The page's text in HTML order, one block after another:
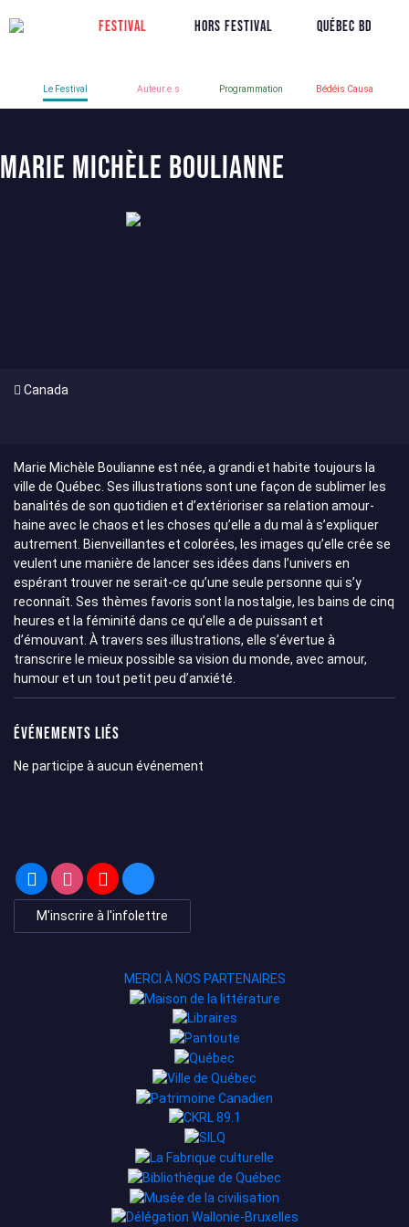
Festival Hors Festival Québec BD
Le Festival Auteur.e.s Programmation Bédéis Causa
Marie Michèle Boulianne
Canada
Marie Michèle Boulianne est née, a grandi et habite toujours la
ville de Québec. Ses illustrations sont une façon de sublimer les
banalités de son quotidien et d’extérioriser sa relation amour-
haine avec le chaos et les choses qu’elle a du mal à s’expliquer
autrement. Bienveillantes et colorées, les images qu’elle crée se
veulent une manière de lancer ses idées dans l’univers en
espérant trouver ne serait-ce qu’une seule personne qui s’y
reconnaît. Ses thèmes favoris sont la nostalgie, les bains de cinq
heures et la féminité dans ce qu’elle a de puissant et
d’émouvant. À travers ses illustrations, elle s’évertue à
transcrire le mieux possible sa vision du monde, avec amour,
humour et un tout petit peu d’anxiété.
Événements liés
Ne participe à aucun événement
M'inscrire à l'infolettre
MERCI À NOS PARTENAIRES